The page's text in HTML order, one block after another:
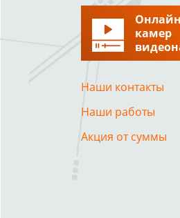
камер
Наши контакты
Наши работы
Акция от суммы